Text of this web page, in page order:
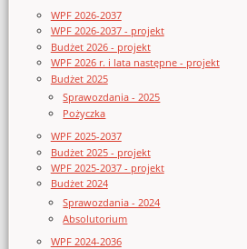
WPF 2026-2037
WPF 2026-2037 - projekt
Budżet 2026 - projekt
WPF 2026 r. i lata następne - projekt
Budżet 2025
Sprawozdania - 2025
Pożyczka
WPF 2025-2037
Budżet 2025 - projekt
WPF 2025-2037 - projekt
Budżet 2024
Sprawozdania - 2024
Absolutorium
WPF 2024-2036